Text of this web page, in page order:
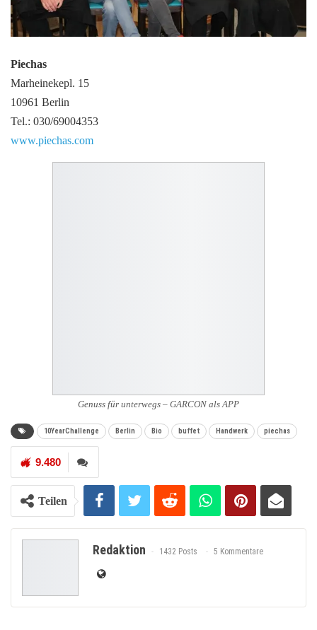
Piechas
Marheinekepl. 15
10961 Berlin
Tel.: 030/69004353
www.piechas.com
Genuss für unterwegs – GARCON als APP
10YearChallenge Berlin Bio buffet Handwerk piechas
9.480
Teilen
Redaktion 1432 Posts 5 Kommentare